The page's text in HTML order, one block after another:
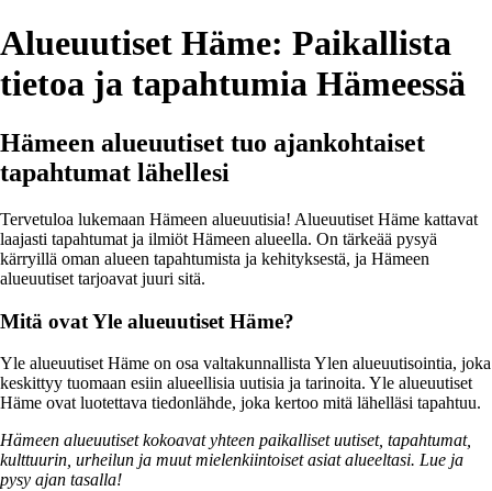
Alueuutiset Häme: Paikallista
tietoa ja tapahtumia Hämeessä
Hämeen alueuutiset tuo ajankohtaiset
tapahtumat lähellesi
Tervetuloa lukemaan Hämeen alueuutisia! Alueuutiset Häme kattavat
laajasti tapahtumat ja ilmiöt Hämeen alueella. On tärkeää pysyä
kärryillä oman alueen tapahtumista ja kehityksestä, ja Hämeen
alueuutiset tarjoavat juuri sitä.
Mitä ovat Yle alueuutiset Häme?
Yle alueuutiset Häme on osa valtakunnallista Ylen alueuutisointia, joka
keskittyy tuomaan esiin alueellisia uutisia ja tarinoita. Yle alueuutiset
Häme ovat luotettava tiedonlähde, joka kertoo mitä lähelläsi tapahtuu.
Hämeen alueuutiset kokoavat yhteen paikalliset uutiset, tapahtumat,
kulttuurin, urheilun ja muut mielenkiintoiset asiat alueeltasi. Lue ja
pysy ajan tasalla!